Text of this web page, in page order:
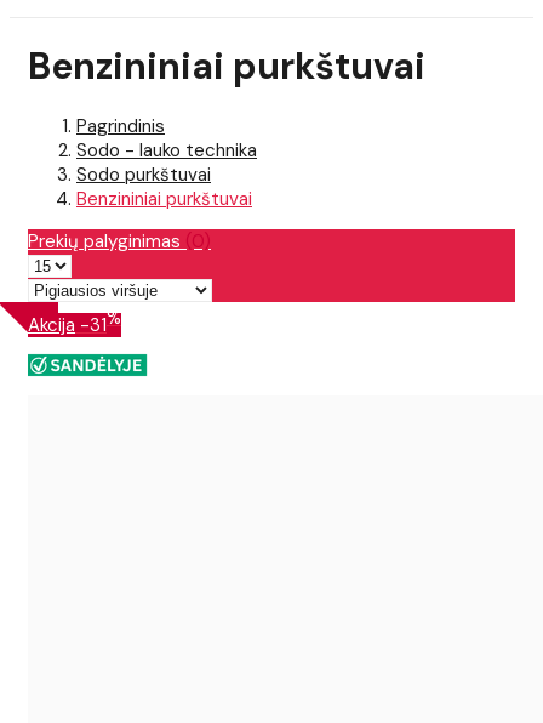
Benzininiai purkštuvai
Pagrindinis
Sodo - lauko technika
Sodo purkštuvai
Benzininiai purkštuvai
Prekių palyginimas (0)
Akcija -31%